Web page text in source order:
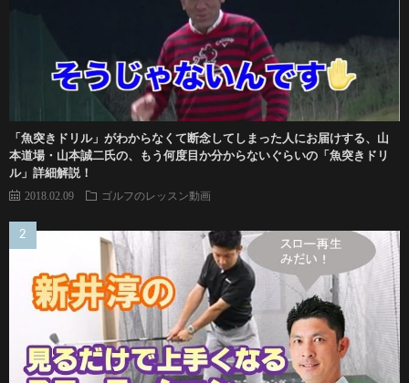
「魚突きドリル」がわからなくて断念してしまった人にお届けする、山
本道場・山本誠二氏の、もう何度目か分からないぐらいの「魚突きドリ
ル」詳細解説！
2018.02.09 ゴルフのレッスン動画